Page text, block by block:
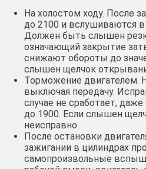
На холостом ходу. После
до 2100 и вслушиваются в
Должен быть слышен
означающий закрытие
снижают обороты до
слышен щелчок
Торможение двигателем.
выключая передачу.
случае не сработает,
до 1900. Если слышен
неисправно.
После остановки
зажигании в цилиндрах
самопроизвольные